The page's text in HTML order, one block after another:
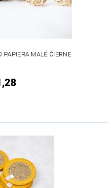
PAPIERA MALÉ ČIERNE